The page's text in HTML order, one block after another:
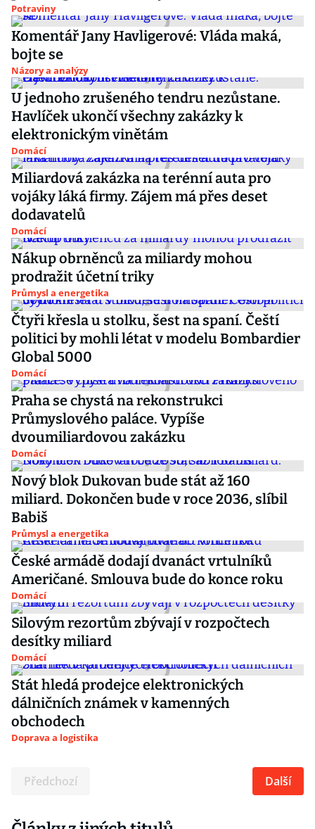
Potraviny
Komentář Jany Havligerové: Vláda maká,
bojte se
Názory a analýzy
U jednoho zrušeného tendru nezůstane.
Havlíček ukončí všechny zakázky k
elektronickým vinětám
Domácí
Miliardová zakázka na terénní auta pro
vojáky láká firmy. Zájem má přes deset
dodavatelů
Domácí
Nákup obrněnců za miliardy mohou
prodražit účetní triky
Průmysl a energetika
Čtyři křesla u stolku, šest na spaní. Čeští
politici by mohli létat v modelu Bombardier
Global 5000
Domácí
Praha se chystá na rekonstrukci
Průmyslového paláce. Vypíše
dvoumiliardovou zakázku
Domácí
Nový blok Dukovan bude stát až 160
miliard. Dokončen bude v roce 2036, slíbil
Babiš
Průmysl a energetika
České armádě dodají dvanáct vrtulníků
Američané. Smlouva bude do konce roku
Domácí
Silovým rezortům zbývají v rozpočtech
desítky miliard
Domácí
Stát hledá prodejce elektronických
dálničních známek v kamenných
obchodech
Doprava a logistika
Předchozí Další